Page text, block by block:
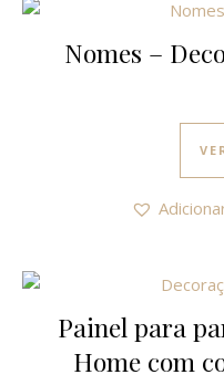
Nomes –
Painel para
Home com